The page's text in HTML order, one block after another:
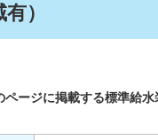
）
ページに掲載する標準給